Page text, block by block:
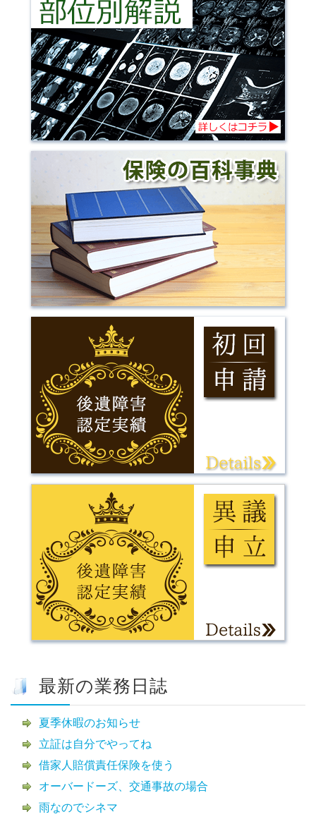
最新の業務日誌
夏季休暇のお知らせ
立証は自分でやってね
借家人賠償責任保険を使う
オーバードーズ、交通事故の場合
雨なのでシネマ